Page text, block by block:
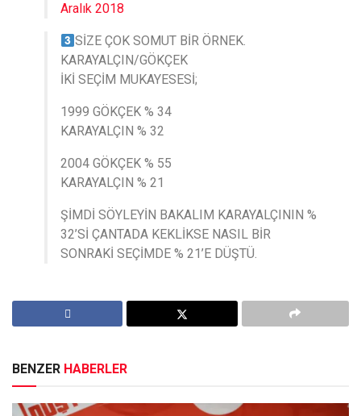
Aralık 2018
SİZE ÇOK SOMUT BİR ÖRNEK.
KARAYALÇIN/GÖKÇEK
İKİ SEÇİM MUKAYESESİ;
1999 GÖKÇEK % 34
KARAYALÇIN % 32
2004 GÖKÇEK % 55
KARAYALÇIN % 21
ŞİMDİ SÖYLEYİN BAKALIM KARAYALÇININ %
32’Sİ ÇANTADA KEKLİKSE NASIL BİR
SONRAKİ SEÇİMDE % 21’E DÜŞTÜ.
BENZER HABERLER